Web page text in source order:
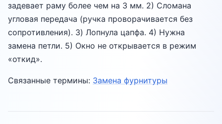
задевает раму более чем на 3 мм. 2) Сломана
угловая передача (ручка проворачивается без
сопротивления). 3) Лопнула цапфа. 4) Нужна
замена петли. 5) Окно не открывается в режим
«откид».
Связанные термины: Замена фурнитуры